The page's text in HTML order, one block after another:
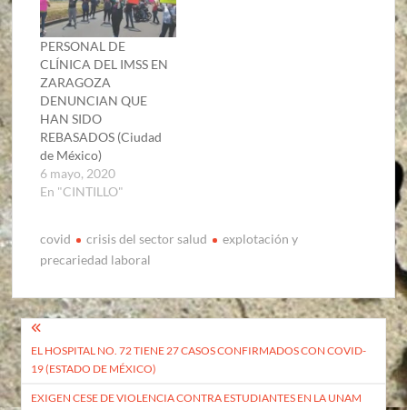
PERSONAL DE
CLÍNICA DEL IMSS EN
ZARAGOZA
DENUNCIAN QUE
HAN SIDO
REBASADOS (Ciudad
de México)
6 mayo, 2020
En "CINTILLO"
covid crisis del sector salud
explotación y
precariedad laboral
Navegación
de
entradas
EL HOSPITAL NO. 72 TIENE 27 CASOS CONFIRMADOS CON COVID-
19 (ESTADO DE MÉXICO)
EXIGEN CESE DE VIOLENCIA CONTRA ESTUDIANTES EN LA UNAM